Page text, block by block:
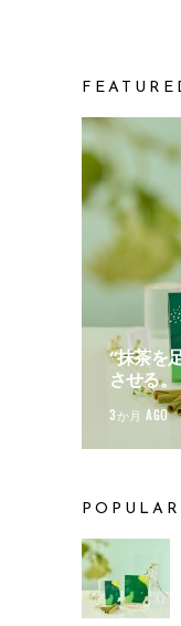
“抹茶を
させる。
3か月 AGO
POPULAR